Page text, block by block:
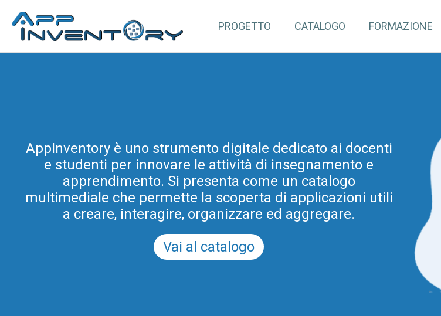
PROGETTO CATALOGO FORMAZIONE
AppInventory è uno strumento digitale dedicato ai docenti
e studenti per innovare le attività di insegnamento e
apprendimento. Si presenta come un catalogo
multimediale che permette la scoperta di applicazioni utili
a creare, interagire, organizzare ed aggregare.
Vai al catalogo
rappresenta un’azione mirata di formazione continua per
gli insegnanti di scuole di ogni ordine e grado. Tale
progetto rientra tra le azioni di innovazione metodologica
e didattica promosse dal Programma Regionale per la
Scuola Digitale in Friuli Venezia Giulia 2025-2028 (e prima
del PRSD FVG 2021-2025).
Scopri tutti i moduli